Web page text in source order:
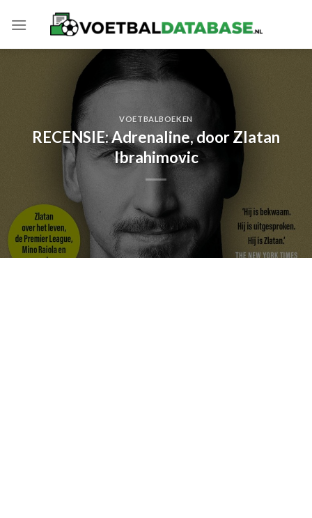
VOETBALBOEKEN
RECENSIE: Adrenaline, door Zlatan
Ibrahimovic